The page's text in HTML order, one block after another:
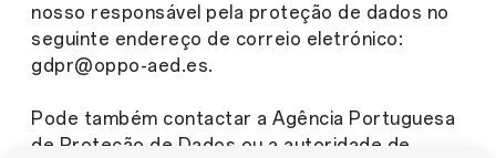
nosso responsável pela proteção de dados no
seguinte endereço de correio eletrónico:
gdpr@oppo-aed.es.
Pode também contactar a Agência Portuguesa
de Proteção de Dados ou a autoridade de